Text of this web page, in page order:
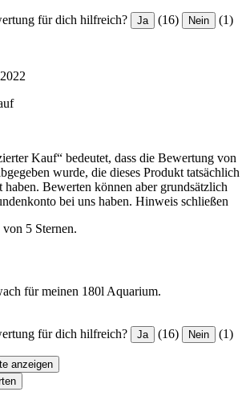
für dich hilfreich? Ja (16) Nein (1)
Kauf“ bedeutet, dass die Bewertung von
wurde, die dieses Produkt tatsächlich
haben. Bewerten können aber grundsätzlich
bei uns haben. Hinweis schließen
5 Sternen.
für meinen 180l Aquarium.
für dich hilfreich? Ja (16) Nein (1)
anzeigen